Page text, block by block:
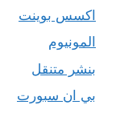
اكسس بوينت
المونيوم
بنشر متنقل
بي ان سبورت